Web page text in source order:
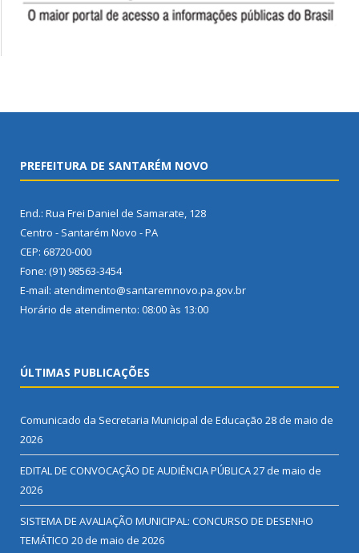
PREFEITURA DE SANTARÉM NOVO
End.: Rua Frei Daniel de Samarate, 128
Centro - Santarém Novo - PA
CEP: 68720-000
Fone: (91) 98563-3454
E-mail: atendimento@santaremnovo.pa.gov.br
Horário de atendimento: 08:00 às 13:00
ÚLTIMAS PUBLICAÇÕES
Comunicado da Secretaria Municipal de Educação 28 de maio de
2026
EDITAL DE CONVOCAÇÃO DE AUDIÊNCIA PÚBLICA27 de maio de
2026
SISTEMA DE AVALIAÇÃO MUNICIPAL: CONCURSO DE DESENHO
TEMÁTICO 20 de maio de 2026